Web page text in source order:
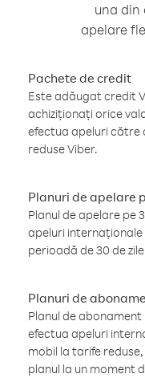
una din
apelare
Pachete de credit
Este adăugat credit
achiziționați orice
efectua apeluri către
reduse Viber.
Planuri de apelare
Planul de apelare pe
apeluri
perioadă de 30 de
Planuri de
Planul de
efectua apeluri
mobil la tarife
planul la un moment